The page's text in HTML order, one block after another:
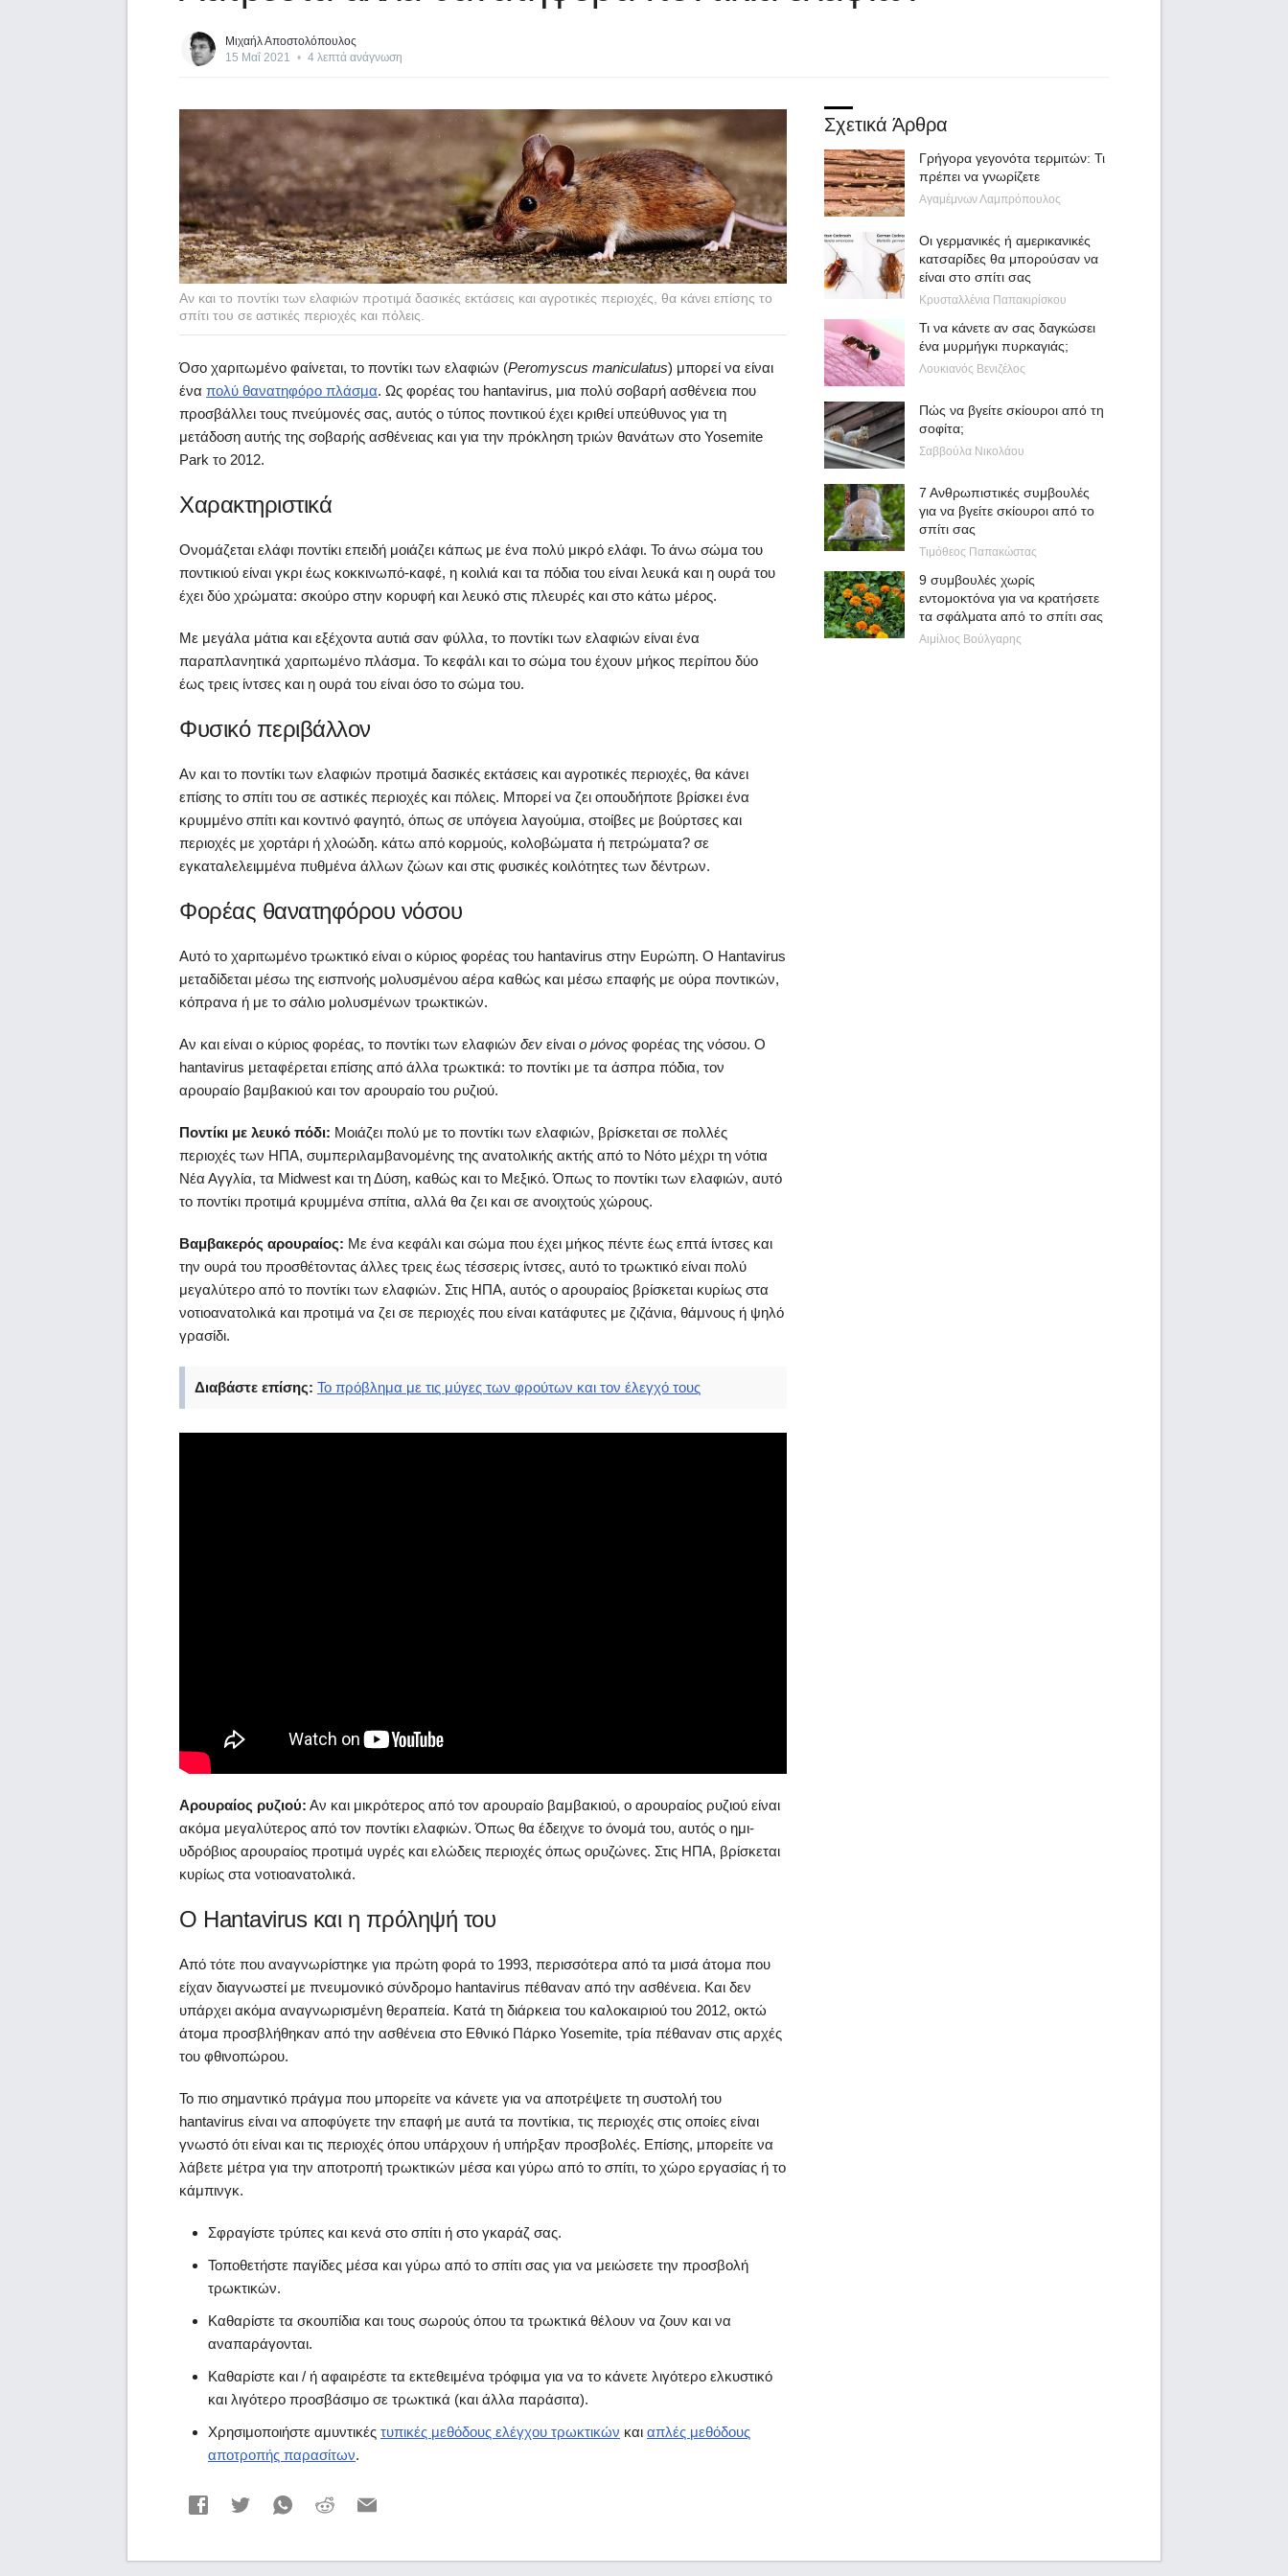
Μιχαήλ Αποστολόπουλος
15 Μαΐ 2021 • 4 λεπτά ανάγνωση
Αν και το ποντίκι των ελαφιών προτιμά δασικές εκτάσεις και αγροτικές περιοχές, θα κάνει επίσης το
σπίτι του σε αστικές περιοχές και πόλεις.
Όσο χαριτωμένο φαίνεται, το ποντίκι των ελαφιών (Peromyscus maniculatus) μπορεί να είναι
ένα πολύ θανατηφόρο πλάσμα. Ως φορέας του hantavirus, μια πολύ σοβαρή ασθένεια που
προσβάλλει τους πνεύμονές σας, αυτός ο τύπος ποντικού έχει κριθεί υπεύθυνος για τη
μετάδοση αυτής της σοβαρής ασθένειας και για την πρόκληση τριών θανάτων στο Yosemite
Park το 2012.
Χαρακτηριστικά
Ονομάζεται ελάφι ποντίκι επειδή μοιάζει κάπως με ένα πολύ μικρό ελάφι. Το άνω σώμα του
ποντικιού είναι γκρι έως κοκκινωπό-καφέ, η κοιλιά και τα πόδια του είναι λευκά και η ουρά του
έχει δύο χρώματα: σκούρο στην κορυφή και λευκό στις πλευρές και στο κάτω μέρος.
Με μεγάλα μάτια και εξέχοντα αυτιά σαν φύλλα, το ποντίκι των ελαφιών είναι ένα
παραπλανητικά χαριτωμένο πλάσμα. Το κεφάλι και το σώμα του έχουν μήκος περίπου δύο
έως τρεις ίντσες και η ουρά του είναι όσο το σώμα του.
Φυσικό περιβάλλον
Αν και το ποντίκι των ελαφιών προτιμά δασικές εκτάσεις και αγροτικές περιοχές, θα κάνει
επίσης το σπίτι του σε αστικές περιοχές και πόλεις. Μπορεί να ζει οπουδήποτε βρίσκει ένα
κρυμμένο σπίτι και κοντινό φαγητό, όπως σε υπόγεια λαγούμια, στοίβες με βούρτσες και
περιοχές με χορτάρι ή χλοώδη. κάτω από κορμούς, κολοβώματα ή πετρώματα? σε
εγκαταλελειμμένα πυθμένα άλλων ζώων και στις φυσικές κοιλότητες των δέντρων.
Φορέας θανατηφόρου νόσου
Αυτό το χαριτωμένο τρωκτικό είναι ο κύριος φορέας του hantavirus στην Ευρώπη. Ο Hantavirus
μεταδίδεται μέσω της εισπνοής μολυσμένου αέρα καθώς και μέσω επαφής με ούρα ποντικών,
κόπρανα ή με το σάλιο μολυσμένων τρωκτικών.
Αν και είναι ο κύριος φορέας, το ποντίκι των ελαφιών δεν είναι ο μόνος φορέας της νόσου. Ο
hantavirus μεταφέρεται επίσης από άλλα τρωκτικά: το ποντίκι με τα άσπρα πόδια, τον
αρουραίο βαμβακιού και τον αρουραίο του ρυζιού.
Ποντίκι με λευκό πόδι: Μοιάζει πολύ με το ποντίκι των ελαφιών, βρίσκεται σε πολλές
περιοχές των ΗΠΑ, συμπεριλαμβανομένης της ανατολικής ακτής από το Νότο μέχρι τη νότια
Νέα Αγγλία, τα Midwest και τη Δύση, καθώς και το Μεξικό. Όπως το ποντίκι των ελαφιών, αυτό
το ποντίκι προτιμά κρυμμένα σπίτια, αλλά θα ζει και σε ανοιχτούς χώρους.
Βαμβακερός αρουραίος: Με ένα κεφάλι και σώμα που έχει μήκος πέντε έως επτά ίντσες και
την ουρά του προσθέτοντας άλλες τρεις έως τέσσερις ίντσες, αυτό το τρωκτικό είναι πολύ
μεγαλύτερο από το ποντίκι των ελαφιών. Στις ΗΠΑ, αυτός ο αρουραίος βρίσκεται κυρίως στα
νοτιοανατολικά και προτιμά να ζει σε περιοχές που είναι κατάφυτες με ζιζάνια, θάμνους ή ψηλό
γρασίδι.
Διαβάστε επίσης: Το πρόβλημα με τις μύγες των φρούτων και τον έλεγχό τους
Αρουραίος ρυζιού: Αν και μικρότερος από τον αρουραίο βαμβακιού, ο αρουραίος ρυζιού είναι
ακόμα μεγαλύτερος από τον ποντίκι ελαφιών. Όπως θα έδειχνε το όνομά του, αυτός ο ημι-
υδρόβιος αρουραίος προτιμά υγρές και ελώδεις περιοχές όπως ορυζώνες. Στις ΗΠΑ, βρίσκεται
κυρίως στα νοτιοανατολικά.
Ο Hantavirus και η πρόληψή του
Από τότε που αναγνωρίστηκε για πρώτη φορά το 1993, περισσότερα από τα μισά άτομα που
είχαν διαγνωστεί με πνευμονικό σύνδρομο hantavirus πέθαναν από την ασθένεια. Και δεν
υπάρχει ακόμα αναγνωρισμένη θεραπεία. Κατά τη διάρκεια του καλοκαιριού του 2012, οκτώ
άτομα προσβλήθηκαν από την ασθένεια στο Εθνικό Πάρκο Yosemite, τρία πέθαναν στις αρχές
του φθινοπώρου.
Το πιο σημαντικό πράγμα που μπορείτε να κάνετε για να αποτρέψετε τη συστολή του
hantavirus είναι να αποφύγετε την επαφή με αυτά τα ποντίκια, τις περιοχές στις οποίες είναι
γνωστό ότι είναι και τις περιοχές όπου υπάρχουν ή υπήρξαν προσβολές. Επίσης, μπορείτε να
λάβετε μέτρα για την αποτροπή τρωκτικών μέσα και γύρω από το σπίτι, το χώρο εργασίας ή το
κάμπινγκ.
Σφραγίστε τρύπες και κενά στο σπίτι ή στο γκαράζ σας.
Τοποθετήστε παγίδες μέσα και γύρω από το σπίτι σας για να μειώσετε την προσβολή
τρωκτικών.
Καθαρίστε τα σκουπίδια και τους σωρούς όπου τα τρωκτικά θέλουν να ζουν και να
αναπαράγονται.
Καθαρίστε και / ή αφαιρέστε τα εκτεθειμένα τρόφιμα για να το κάνετε λιγότερο ελκυστικό
και λιγότερο προσβάσιμο σε τρωκτικά (και άλλα παράσιτα).
Χρησιμοποιήστε αμυντικές τυπικές μεθόδους ελέγχου τρωκτικών και απλές μεθόδους
αποτροπής παρασίτων.
Σχετικά Άρθρα
Γρήγορα γεγονότα τερμιτών: Τι
πρέπει να γνωρίζετε
Αγαμέμνων Λαμπρόπουλος
Οι γερμανικές ή αμερικανικές
κατσαρίδες θα μπορούσαν να
είναι στο σπίτι σας
Κρυσταλλένια Παπακιρίσκου
Τι να κάνετε αν σας δαγκώσει
ένα μυρμήγκι πυρκαγιάς;
Λουκιανός Βενιζέλος
Πώς να βγείτε σκίουροι από τη
σοφίτα;
Σαββούλα Νικολάου
7 Ανθρωπιστικές συμβουλές
για να βγείτε σκίουροι από το
σπίτι σας
Τιμόθεος Παπακώστας
9 συμβουλές χωρίς
εντομοκτόνα για να κρατήσετε
τα σφάλματα από το σπίτι σας
Αιμίλιος Βούλγαρης